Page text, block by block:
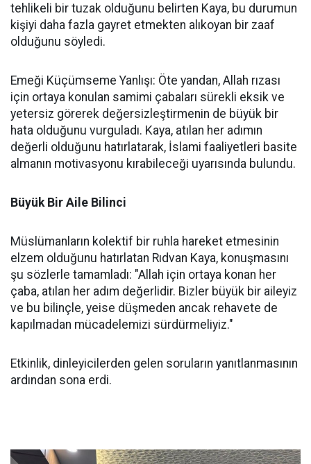
tehlikeli bir tuzak olduğunu belirten Kaya, bu durumun
kişiyi daha fazla gayret etmekten alıkoyan bir zaaf
olduğunu söyledi.
Emeği Küçümseme Yanlışı: Öte yandan, Allah rızası
için ortaya konulan samimi çabaları sürekli eksik ve
yetersiz görerek değersizleştirmenin de büyük bir
hata olduğunu vurguladı. Kaya, atılan her adımın
değerli olduğunu hatırlatarak, İslami faaliyetleri basite
almanın motivasyonu kırabileceği uyarısında bulundu.
Büyük Bir Aile Bilinci
Müslümanların kolektif bir ruhla hareket etmesinin
elzem olduğunu hatırlatan Rıdvan Kaya, konuşmasını
şu sözlerle tamamladı: "Allah için ortaya konan her
çaba, atılan her adım değerlidir. Bizler büyük bir aileyiz
ve bu bilinçle, yeise düşmeden ancak rehavete de
kapılmadan mücadelemizi sürdürmeliyiz."
Etkinlik, dinleyicilerden gelen soruların yanıtlanmasının
ardından sona erdi.